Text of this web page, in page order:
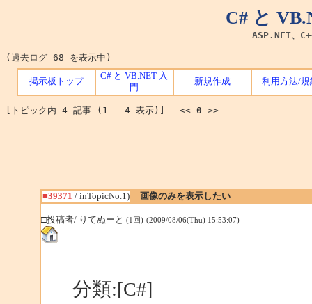
C# と
ASP.NET、
(過去ログ 68 を表示中)
掲示板トップ
C# と VB.NET 入
門
新規作成 利用方法/規
[トピック内 4 記事 (1 - 4 表示)] << 0 >>
■39371 / inTopicNo.1) 画像のみを表示したい
□投稿者/ りてぬーと (1回)-(2009/08/06(Thu) 15:53:07)
分類:[C#]